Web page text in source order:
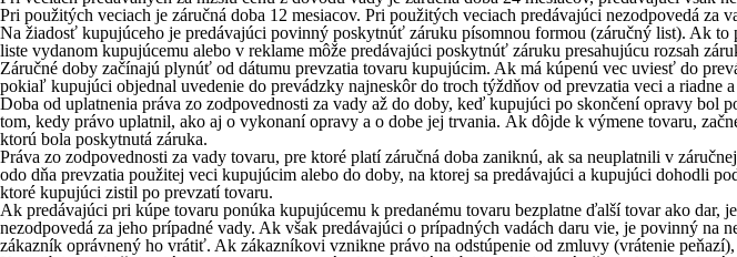
Pri použitých veciach je záručná doba 12 mesiacov. Pri použitých veciach predávajúci nezodpovedá za
Na žiadosť kupujúceho je predávajúci povinný poskytnúť záruku písomnou formou (záručný list). Ak
liste vydanom kupujúcemu alebo v reklame môže predávajúci poskytnúť záruku presahujúcu rozsah
Záručné doby začínajú plynúť od dátumu prevzatia tovaru kupujúcim. Ak má kúpenú vec uviesť do
pokiaľ kupujúci objednal uvedenie do prevádzky najneskôr do troch týždňov od prevzatia veci a riadne
Doba od uplatnenia práva zo zodpovednosti za vady až do doby, keď kupujúci po skončení opravy
tom, kedy právo uplatnil, ako aj o vykonaní opravy a o dobe jej trvania. Ak dôjde k výmene tovaru,
ktorú bola poskytnutá záruka.
Práva zo zodpovednosti za vady tovaru, pre ktoré platí záručná doba zaniknú, ak sa neuplatnili v
odo dňa prevzatia použitej veci kupujúcim alebo do doby, na ktorej sa predávajúci a kupujúci dohodli
ktoré kupujúci zistil po prevzatí tovaru.
Ak predávajúci pri kúpe tovaru ponúka kupujúcemu k predanému tovaru bezplatne ďalší tovar ako
nezodpovedá za jeho prípadné vady. Ak však predávajúci o prípadných vadách daru vie, je povinný
zákazník oprávnený ho vrátiť. Ak zákazníkovi vznikne právo na odstúpenie od zmluvy (vrátenie